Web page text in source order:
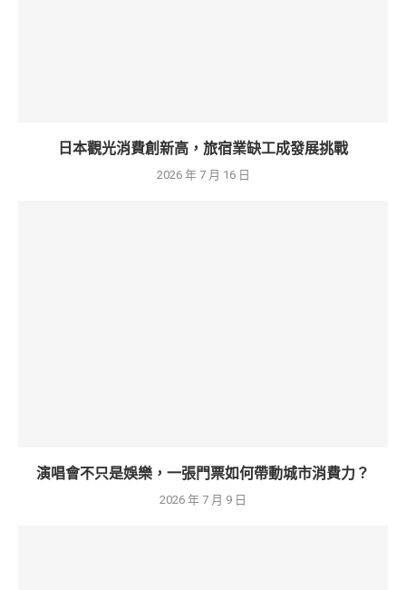
日本觀光消費創新高，旅宿業缺工成發展挑戰
2026 年 7 月 16 日
演唱會不只是娛樂，一張門票如何帶動城市消費力？
2026 年 7 月 9 日